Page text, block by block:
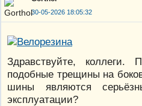
30-05-2026 18:05:32
Здравствуйте, коллеги.
подобные трещины на
шины являются
эксплуатации?